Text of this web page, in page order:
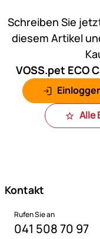
Schreiben Sie
diesem Artikel
VOSS.pet ECO
Alle
Kontakt
Rufen Sie an
041 508 70 97